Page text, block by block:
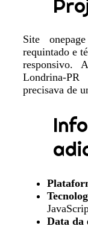
Site
requintado e
responsivo.
Londrina-
precisava de
Data da